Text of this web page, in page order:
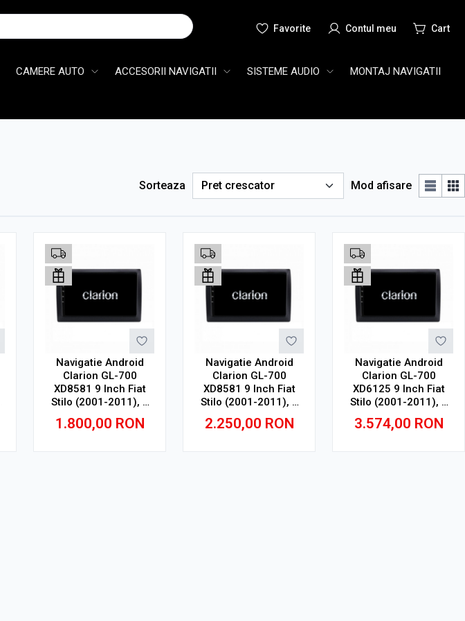
Cauta
CAMERE AUTO ACCESORII NAVIGATII SISTEME AUDIO MONTAJ NAVIGATII
Sorteaza Mod afisare
Navigatie Android
Clarion GL-700
XD8581 9 Inch Fiat
Stilo (2001-2011), 2
GB, 32 GB, IPS
1.800,00 RON
Navigatie Android
Clarion GL-700
XD8581 9 Inch Fiat
Stilo (2001-2011), 4
GB, 64 GB, IPS
2.250,00 RON
Navigatie Android
Clarion GL-700
XD6125 9 Inch Fiat
Stilo (2001-2011), 4
GB, 64 GB, QLED 2K
3.574,00 RON